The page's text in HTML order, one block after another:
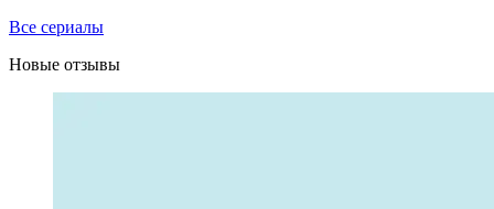
Все сериалы
Новые отзывы